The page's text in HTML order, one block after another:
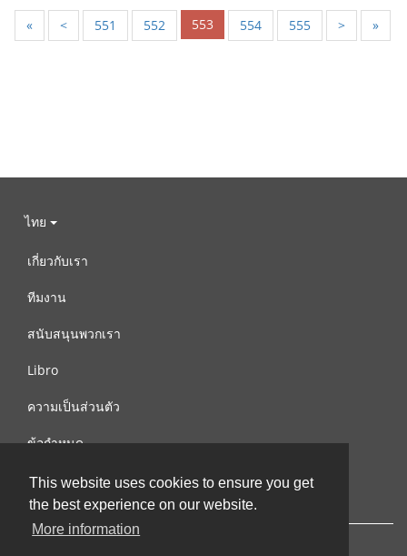
This website uses cookies to ensure you get
the best experience on our website.
More information
« < 551 552 553 554 555 > »
ไทย
เกี่ยวกับเรา
ทีมงาน
สนับสนุนพวกเรา
Libro
ความเป็นส่วนตัว
ข้อกำหนด
ติดต่อเรา